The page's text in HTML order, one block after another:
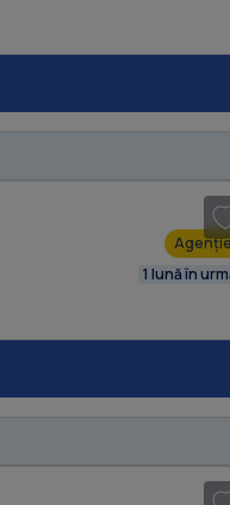
1 lună în